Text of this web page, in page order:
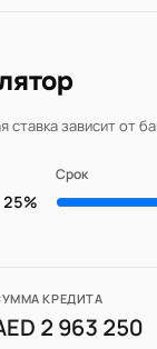
зависит от
25%
Срок
КРЕДИТА
2 963 250